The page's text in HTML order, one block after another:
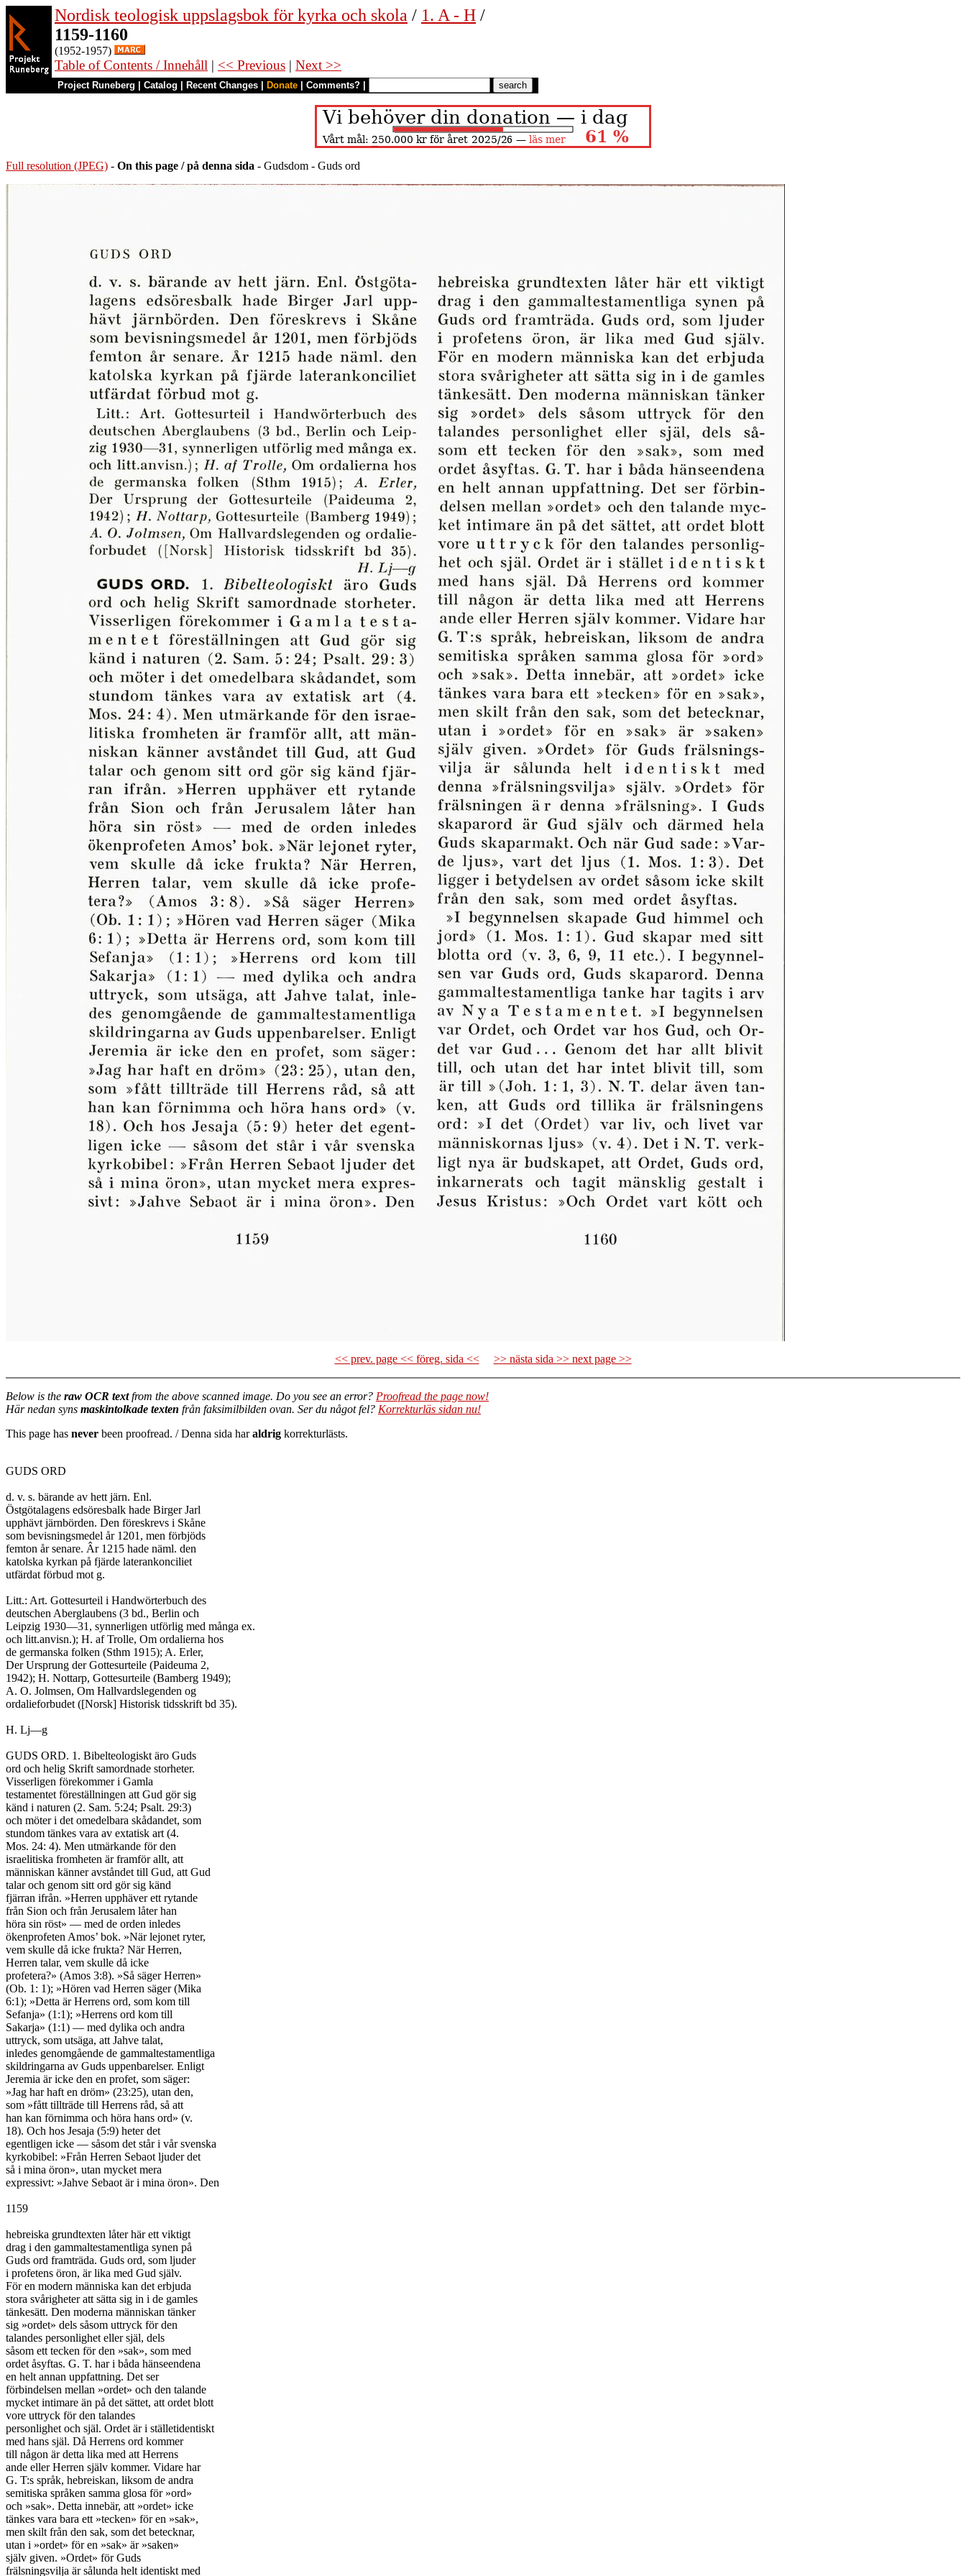
Nordisk teologisk uppslagsbok för kyrka och skola / 1. A - H /
1159-1160
(1952-1957)
Table of Contents / Innehåll | << Previous | Next >>
Project Runeberg Catalog Recent Changes Donate Comments?
Full resolution (JPEG) - On this page / på denna sida - Gudsdom - Guds ord
<< prev. page << föreg. sida << >> nästa sida >> next page >>
Below is the raw OCR textfrom the above scanned image. Do you see an error? Proofread the page now!
Här nedan syns maskintolkade texten från faksimilbilden ovan. Ser du något fel? Korrekturläs sidan nu!
This page has never been proofread. / Denna sida haraldrig korrekturlästs.
GUDS ORD
d. v. s. bärande av hett järn. Enl.
Östgötalagens edsöresbalk hade Birger Jarl
upphävt järnbörden. Den föreskrevs i Skåne
som bevisningsmedel år 1201, men förbjöds
femton år senare. Âr 1215 hade näml. den
katolska kyrkan på fjärde laterankonciliet
utfärdat förbud mot g.
Litt.: Art. Gottesurteil i Handwörterbuch des
deutschen Aberglaubens (3 bd., Berlin och
Leipzig 1930—31, synnerligen utförlig med många ex.
och litt.anvisn.); H. af Trolle, Om ordalierna hos
de germanska folken (Sthm 1915); A. Erler,
Der Ursprung der Gottesurteile (Paideuma 2,
1942); H. Nottarp, Gottesurteile (Bamberg 1949);
A. O. Jolmsen, Om Hallvardslegenden og
ordalieforbudet ([Norsk] Historisk tidsskrift bd 35).
H. Lj—g
GUDS ORD. 1. Bibelteologiskt äro Guds
ord och helig Skrift samordnade storheter.
Visserligen förekommer i Gamla
testamentet föreställningen att Gud gör sig
känd i naturen (2. Sam. 5:24; Psalt. 29:3)
och möter i det omedelbara skådandet, som
stundom tänkes vara av extatisk art (4.
Mos. 24: 4). Men utmärkande för den
israelitiska fromheten är framför allt, att
människan känner avståndet till Gud, att Gud
talar och genom sitt ord gör sig känd
fjärran ifrån. »Herren upphäver ett rytande
från Sion och från Jerusalem låter han
höra sin röst» — med de orden inledes
ökenprofeten Amos’ bok. »När lejonet ryter,
vem skulle då icke frukta? När Herren,
Herren talar, vem skulle då icke
profetera?» (Amos 3:8). »Så säger Herren»
(Ob. 1: 1); »Hören vad Herren säger (Mika
6:1); »Detta är Herrens ord, som kom till
Sefanja» (1:1); »Herrens ord kom till
Sakarja» (1:1) — med dylika och andra
uttryck, som utsäga, att Jahve talat,
inledes genomgående de gammaltestamentliga
skildringarna av Guds uppenbarelser. Enligt
Jeremia är icke den en profet, som säger:
»Jag har haft en dröm» (23:25), utan den,
som »fått tillträde till Herrens råd, så att
han kan förnimma och höra hans ord» (v.
18). Och hos Jesaja (5:9) heter det
egentligen icke — såsom det står i vår svenska
kyrkobibel: »Från Herren Sebaot ljuder det
så i mina öron», utan mycket mera
expressivt: »Jahve Sebaot är i mina öron». Den
1159
hebreiska grundtexten låter här ett viktigt
drag i den gammaltestamentliga synen på
Guds ord framträda. Guds ord, som ljuder
i profetens öron, är lika med Gud själv.
För en modern människa kan det erbjuda
stora svårigheter att sätta sig in i de gamles
tänkesätt. Den moderna människan tänker
sig »ordet» dels såsom uttryck för den
talandes personlighet eller själ, dels
såsom ett tecken för den »sak», som med
ordet åsyftas. G. T. har i båda hänseendena
en helt annan uppfattning. Det ser
förbindelsen mellan »ordet» och den talande
mycket intimare än på det sättet, att ordet blott
vore uttryck för den talandes
personlighet och själ. Ordet är i ställetidentiskt
med hans själ. Då Herrens ord kommer
till någon är detta lika med att Herrens
ande eller Herren själv kommer. Vidare har
G. T:s språk, hebreiskan, liksom de andra
semitiska språken samma glosa för »ord»
och »sak». Detta innebär, att »ordet» icke
tänkes vara bara ett »tecken» för en »sak»,
men skilt från den sak, som det betecknar,
utan i »ordet» för en »sak» är »saken»
själv given. »Ordet» för Guds
frälsningsvilja är sålunda helt identiskt med